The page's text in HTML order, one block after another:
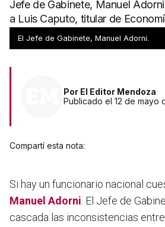
Jefe de Gabinete, Manuel
a Luis Caputo, titular de
la actividad junto a Cornejo.
El Jefe de Gabinete, Manuel Adorni.
Por El Editor Mendoza
Publicado el 12 de mayo
Compartí esta nota:
Si hay un funcionario nacional
Manuel Adorni . El Jefe de
cascada las inconsistencias